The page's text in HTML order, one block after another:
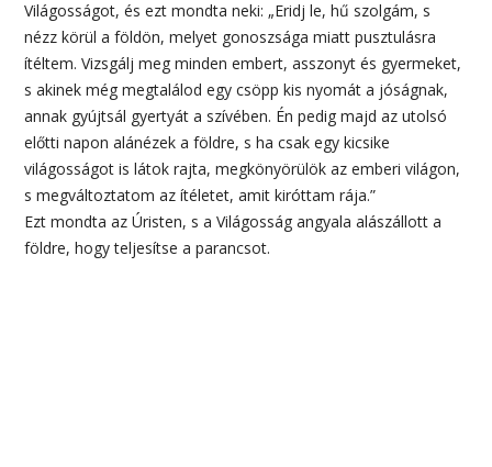
Világosságot, és ezt mondta neki: „Eridj le, hű szolgám, s
nézz körül a földön, melyet gonoszsága miatt pusztulásra
ítéltem. Vizsgálj meg minden embert, asszonyt és gyermeket,
s akinek még megtalálod egy csöpp kis nyomát a jóságnak,
annak gyújtsál gyertyát a szívében. Én pedig majd az utolsó
előtti napon alánézek a földre, s ha csak egy kicsike
világosságot is látok rajta, megkönyörülök az emberi világon,
s megváltoztatom az ítéletet, amit kiróttam rája.”
Ezt mondta az Úristen, s a Világosság angyala alászállott a
földre, hogy teljesítse a parancsot.